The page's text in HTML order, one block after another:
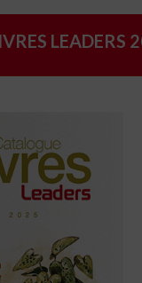
LEADERS